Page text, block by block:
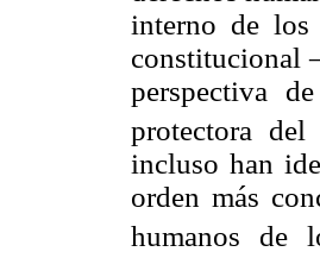
interno de los
constitucional
perspectiva
protectora
incluso han
orden más
humanos de